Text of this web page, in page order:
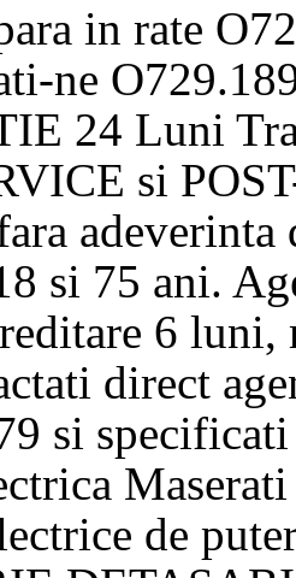
in rate
ne
24 Luni
si
adeverinta
si 75 ani.
6
direct
si
de